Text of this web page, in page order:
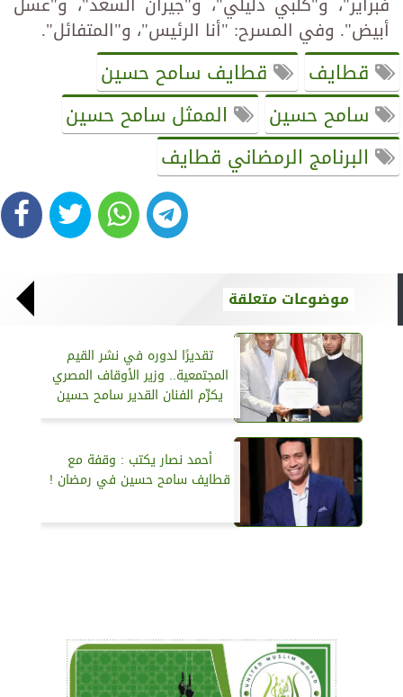
أبيض". وفي المسرح: "أنا الرئيس"، و"المتفائل".
قطايف
قطايف سامح حسين
سامح حسين
الممثل سامح حسين
البرنامج الرمضاني قطايف
موضوعات متعلقة
تقديرًا لدوره في نشر القيم
المجتمعية.. وزير الأوقاف المصري
يكرِّم الفنان القدير سامح حسين
أحمد نصار يكتب : وقفة مع
قطايف سامح حسين في رمضان !